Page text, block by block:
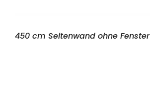
450 cm Seitenwand ohne Fenster